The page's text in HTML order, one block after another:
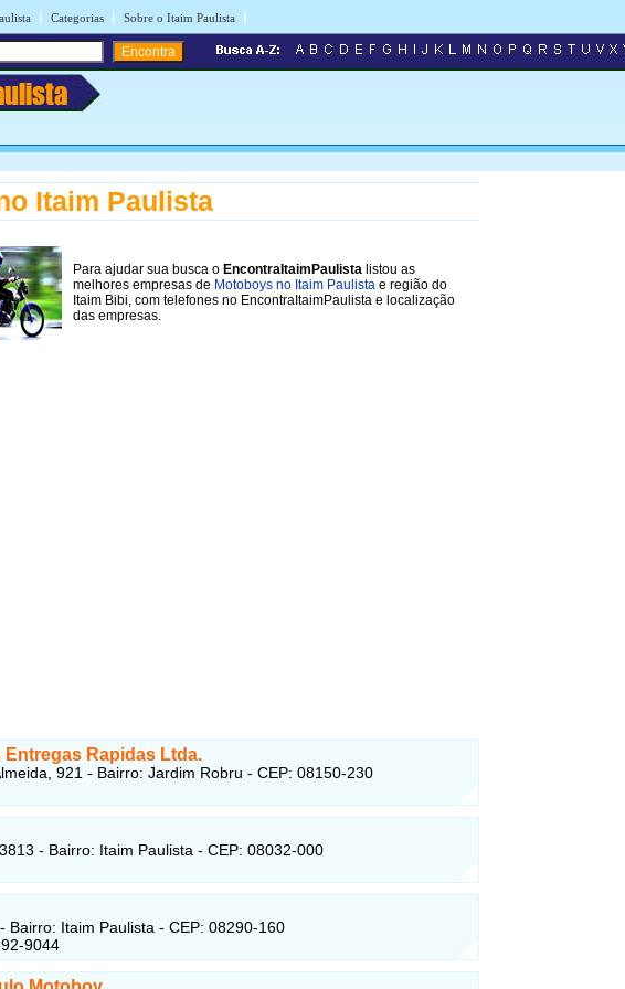
| Categorias | Sobre o Itaim Paulista |
Itaim Paulista
Para ajudar sua busca o EncontraItaimPaulista listou as
melhores empresas de Motoboys no Itaim Paulista e região do
Itaim Bibi, com telefones no EncontraItaimPaulista e localização
das empresas.
Rapidas Ltda.
921 - Bairro: Jardim Robru - CEP: 08150-230
- Bairro: Itaim Paulista - CEP: 08032-000
Bairro: Itaim Paulista - CEP: 08290-160
9044